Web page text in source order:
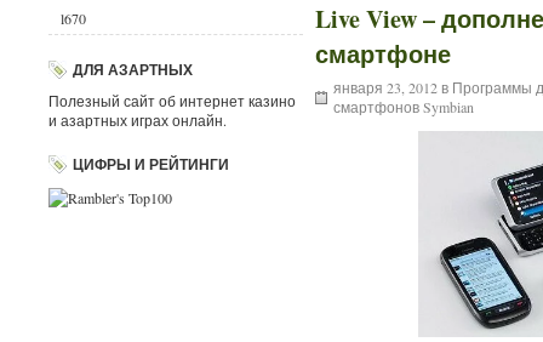
l670
ДЛЯ АЗАРТНЫХ
Полезный сайт об интернет казино
и азартных играх онлайн.
ЦИФРЫ И РЕЙТИНГИ
Live View –
смартфоне
января 23, 2012 в Программы
смартфонов Symbian